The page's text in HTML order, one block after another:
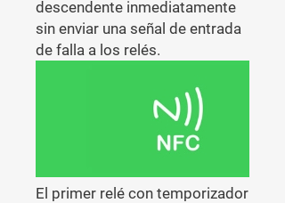
descendente inmediatamente
sin enviar una señal de entrada
de falla a los relés.
El primer relé con temporizador